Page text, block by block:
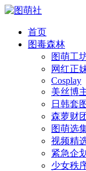
首页
图毒森林
图萌工
网红正
Cosplay
美丝博
日韩套
森萝财团
图萌选
视频精
紧急企划
少女秩